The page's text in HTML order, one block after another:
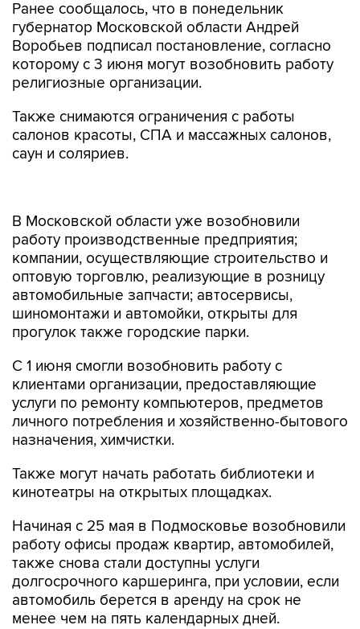
Ранее сообщалось, что в понедельник
губернатор Московской области Андрей
Воробьев подписал постановление, согласно
которому с 3 июня могут возобновить работу
религиозные организации.
Также снимаются ограничения с работы
салонов красоты, СПА и массажных салонов,
саун и соляриев.
компании, осуществляющие строительство и
оптовую торговлю, реализующие в розницу
автомобильные запчасти; автосервисы,
шиномонтажи и автомойки, открыты для
прогулок также городские парки.
С 1 июня смогли возобновить работу с
услуги по ремонту компьютеров, предметов
личного потребления и хозяйственно-бытового
назначения, химчистки.
Также могут начать работать библиотеки и
Начиная с 25 мая в Подмосковье возобновили
также снова стали доступны услуги
долгосрочного каршеринга, при условии, если
автомобиль берется в аренду на срок не
менее чем на пять календарных дней.
Ранее сообщалось, что в Подмосковье был